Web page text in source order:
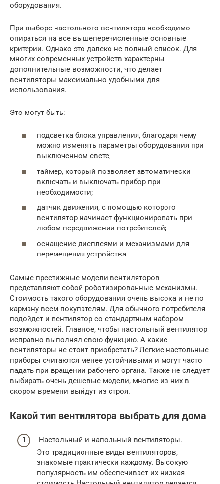
оборудования.
При выборе настольного вентилятора необходимо
опираться на все вышеперечисленные основные
критерии. Однако это далеко не полный список. Для
многих современных устройств характерны
дополнительные возможности, что делает
вентиляторы максимально удобными для
использования.
Это могут быть:
подсветка блока управления, благодаря чему
можно изменять параметры оборудования при
выключенном свете;
таймер, который позволяет автоматически
включать и выключать прибор при
необходимости;
датчик движения, с помощью которого
вентилятор начинает функционировать при
любом передвижении потребителей;
оснащение дисплеями и механизмами для
перемещения устройства.
Самые престижные модели вентиляторов
представляют собой роботизированные механизмы.
Стоимость такого оборудования очень высока и не по
карману всем покупателям. Для обычного потребителя
подойдет и вентилятор со стандартным набором
возможностей. Главное, чтобы настольный вентилятор
исправно выполнял свою функцию. А какие
вентиляторы не стоит приобретать? Легкие настольные
приборы считаются менее устойчивыми и могут часто
падать при вращении рабочего органа. Также не следует
выбирать очень дешевые модели, многие из них в
скором времени выйдут из строя.
Какой тип вентилятора выбрать для дома
Настольный и напольный вентиляторы.
Это традиционные виды вентиляторов,
знакомые практически каждому. Высокую
популярность им обеспечивает их низкая